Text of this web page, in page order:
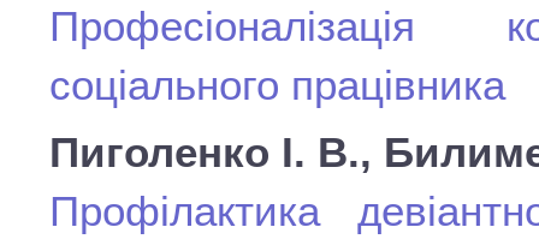
Професіоналізація
соціального працівника
Пиголенко І. В.,
Профілактика